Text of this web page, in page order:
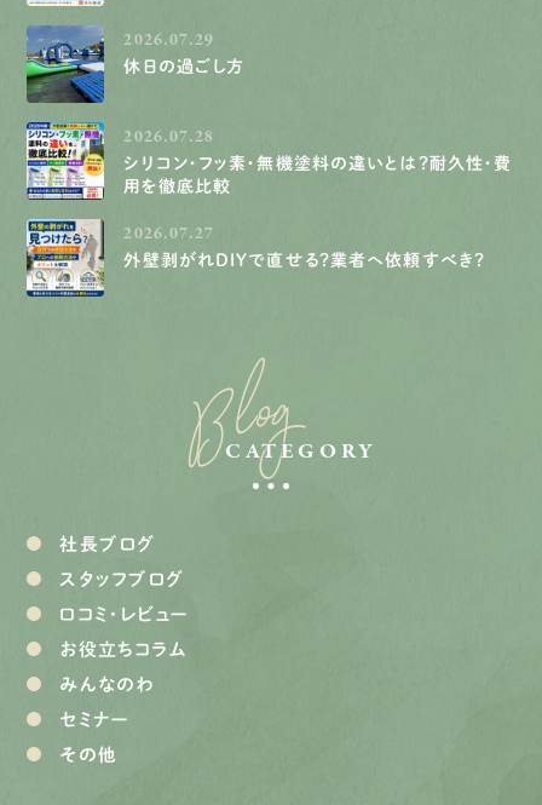
2026.07.29
休日の過ごし方
2026.07.28
シリコン・フッ素・無機塗料の違いとは？耐久性・費
用を徹底比較
2026.07.27
外壁剥がれDIYで直せる？業者へ依頼すべき？
Blog
CATEGORY
社長ブログ
スタッフブログ
口コミ・レビュー
お役立ちコラム
みんなのわ
セミナー
その他